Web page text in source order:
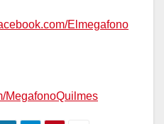
Elmegafono
MegafonoQuilmes